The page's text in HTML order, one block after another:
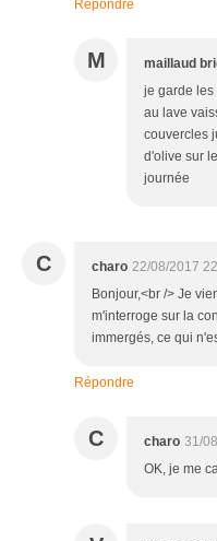
Répondre
M maillaud
je garde les
au lave
couvercles
d'olive sur
journée
C charo 22/08/2017
Bonjour,<br /> Je
m'interroge sur la
immergés, ce qui
Répondre
C charo 31/
OK, je me